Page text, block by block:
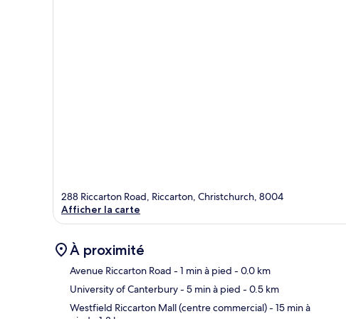
288 Riccarton Road, Riccarton, Christchurch, 8004
Afficher la carte
À proximité
Avenue Riccarton Road - 1 min à pied - 0.0 km
University of Canterbury- 5 min à pied - 0.5 km
Westfield Riccarton Mall (centre commercial)- 15 min à